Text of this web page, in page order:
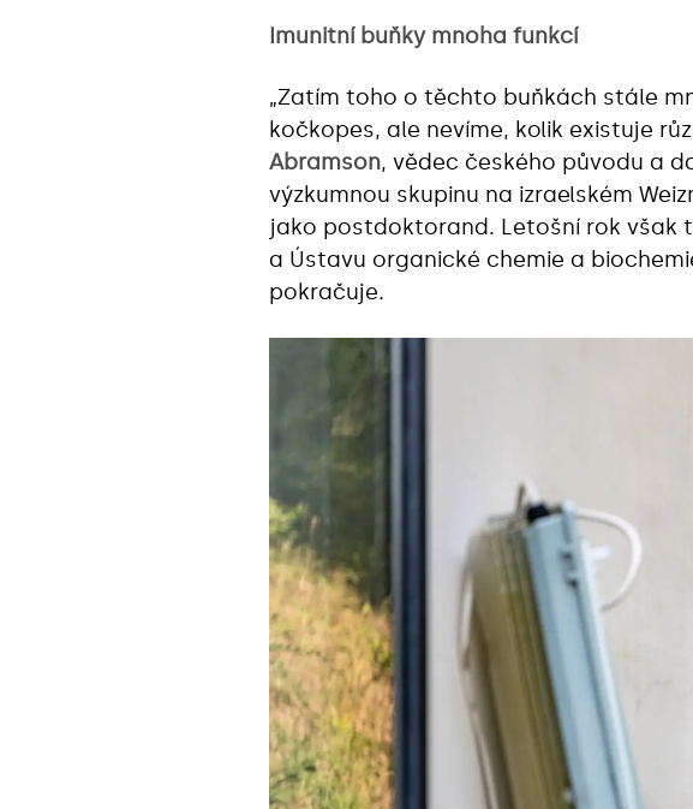
Imunitní buňky mnoha funkcí
„Zatím toho o těchto buňkách stále
kočkopes, ale nevíme, kolik existuje
Abramson, vědec českého původu a
výzkumnou skupinu na izraelském
jako postdoktorand. Letošní rok však
a Ústavu organické chemie a
pokračuje.